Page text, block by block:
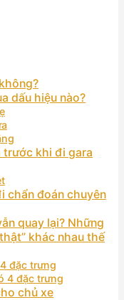
dấu hiệu nào?
trước khi đi gara
chẩn đoán chuyên
quay lại? Những
khác nhau thế
đặc trưng
4 đặc trưng
chủ xe